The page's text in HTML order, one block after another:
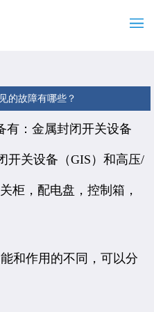
的故障有哪些？
有：金属封闭开关设备
开关设备（GIS）和高压/
柜，配电盘，控制箱，
和作用的不同，可以分